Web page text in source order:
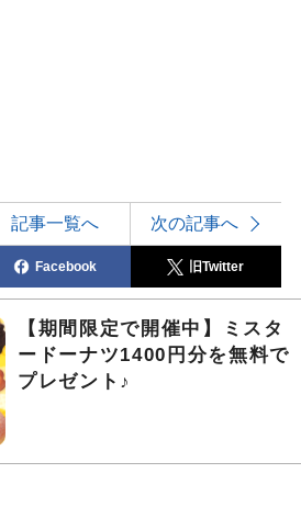
記事一覧へ 次の記事へ
Facebook 旧Twitter
【期間限定で開催中】ミスタ
ードーナツ1400円分を無料で
プレゼント♪